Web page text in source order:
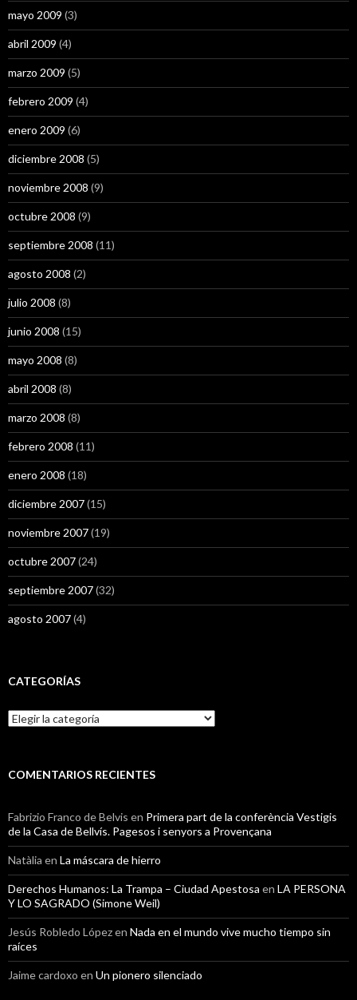
mayo 2009 (3)
abril 2009 (4)
marzo 2009 (5)
febrero 2009 (4)
enero 2009 (6)
diciembre 2008 (5)
noviembre 2008 (9)
octubre 2008 (9)
septiembre 2008 (11)
agosto 2008 (2)
julio 2008 (8)
junio 2008 (15)
mayo 2008 (8)
abril 2008 (8)
marzo 2008 (8)
febrero 2008 (11)
enero 2008 (18)
diciembre 2007(15)
noviembre 2007(19)
octubre 2007(24)
septiembre 2007(32)
agosto 2007(4)
CATEGORÍAS
Categorías
COMENTARIOS RECIENTES
Fabrizio Franco de Belvis en Primera part de la conferència Vestigis
de la Casa de Bellvís. Pagesos i senyors a Provençana
Natàlia en La máscara de hierro
Derechos Humanos: La Trampa – Ciudad Apestosa en LA PERSONA
Y LO SAGRADO (Simone Weil)
Jesús Robledo Lópezen Nada en el mundo vive mucho tiempo sin
raíces
Jaime cardoxo en Un pionero silenciado